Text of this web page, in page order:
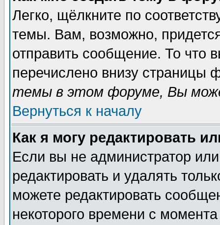
Легко, щёлкните по
темы. Вам, возможно,
отправить сообщение. То что
перечислено внизу страницы
темы в этом форуме, Вы
Вернуться к началу
Как я могу редактировать
Если вы не администратор
редактировать и удалять
можете редактировать
некоторого времени с